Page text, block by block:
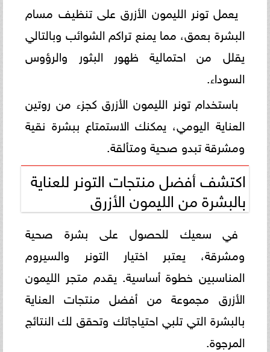
يعمل تونر الليمون الأزرق على تنظيف مسام
البشرة بعمق، مما يمنع تراكم الشوائب وبالتالي
يقلل من احتمالية ظهور البثور والرؤوس
السوداء.
باستخدام تونر الليمون الأزرق كجزء من روتين
العناية اليومي، يمكنك الاستمتاع ببشرة نقية
ومشرقة تبدو صحية ومتألقة.
اكتشف أفضل منتجات التونر للعناية
بالبشرة من الليمون الأزرق
في سعيك للحصول على بشرة صحية
ومشرقة، يعتبر اختيار التونر والسيروم
المناسبين خطوة أساسية. يقدم متجر الليمون
الأزرق مجموعة من أفضل منتجات العناية
بالبشرة التي تلبي احتياجاتك وتحقق لك النتائج
المرجوة.